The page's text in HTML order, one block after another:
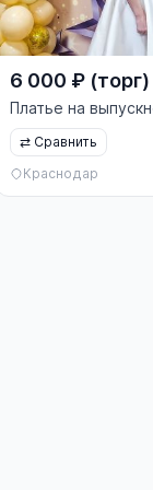
6 000 ₽ (торг)
Платье на
⇄ Сравнить
Краснодар